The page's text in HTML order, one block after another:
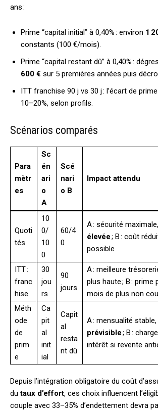
ans :
Prime “capital initial” à 0,40% : environ 1
constants (100 €/mois).
Prime “capital restant dû” à 0,40% :
600 € sur 5 premières années puis
ITT franchise 90 j vs 30 j : l’écart de prime
10–20%, selon profils.
Scénarios comparés
Para
mètr
es
Sc
én
ari
o
A
Scé
nari
o B
Impact attendu
Quoti
tés
10
0/
10
0
60/4
0
A : sécurité
élevée; B : coût
possible
ITT :
franc
hise
30
jou
rs
90
jours
A : meilleure
plus haute ; B : prime
mois de plus non
Méth
ode
de
prim
e
Ca
pit
al
init
ial
Capit
al
resta
nt dû
A : mensualité
prévisible; B :
intérêt si revente
Depuis l’intégration obligatoire du coût
dutaux d’effort, ces choix influencent
couple avec 33–35% d’endettement devra